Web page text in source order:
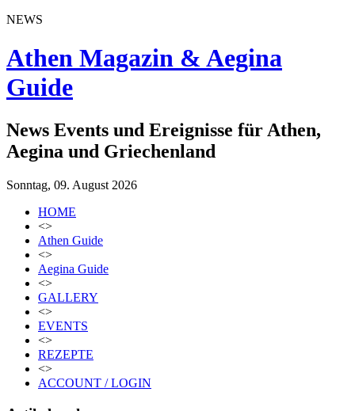
NEWS
Athen Magazin & Aegina
Guide
News Events und Ereignisse für Athen,
Aegina und Griechenland
Sonntag, 09. August 2026
HOME
<>
Athen Guide
<>
Aegina Guide
<>
GALLERY
<>
EVENTS
<>
REZEPTE
<>
ACCOUNT / LOGIN